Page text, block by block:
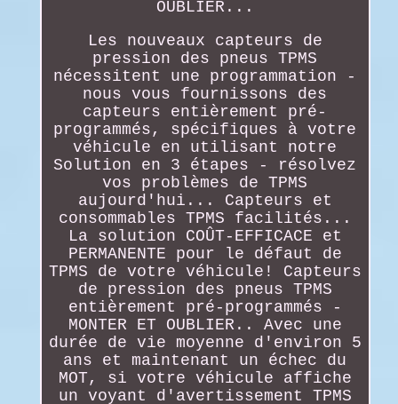
OUBLIER...
Les nouveaux capteurs de
pression des pneus TPMS
nécessitent une programmation -
nous vous fournissons des
capteurs entièrement pré-
programmés, spécifiques à votre
véhicule en utilisant notre
Solution en 3 étapes - résolvez
vos problèmes de TPMS
aujourd'hui... Capteurs et
consommables TPMS facilités...
La solution COÛT-EFFICACE et
PERMANENTE pour le défaut de
TPMS de votre véhicule! Capteurs
de pression des pneus TPMS
entièrement pré-programmés -
MONTER ET OUBLIER.. Avec une
durée de vie moyenne d'environ 5
ans et maintenant un échec du
MOT, si votre véhicule affiche
un voyant d'avertissement TPMS